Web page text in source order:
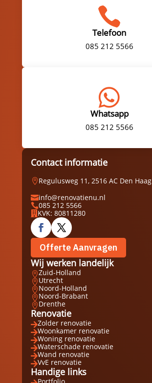

Telefoon
085 212 5566

Whatsapp
085 212 5566
Contact informatie
Regulusweg 11, 2516 AC Den Haag
info@renovatienu.nl
085 212 5566
 KVK: 80811280
Offerte Aanvragen
Wij werken landelijk
Zuid-Holland
Utrecht
Noord-Holland
Noord-Brabant
Drenthe
Renovatie
Zolder renovatie
Woonkamer renovatie
Woning renovatie
Waterschade renovatie
Wand renovatie
VvE renovatie
Handige links